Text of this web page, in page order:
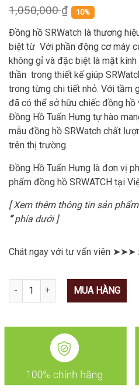
1,050,000₫ 10%
Đồng hồ SRWatch là thương
biệt từ Với phần động cơ máy
không gỉ và đặc biệt là mặt
thần trong thiết kế giúp
trong từng chi tiết nhỏ. Với tầm
đã có thể sở hữu chiếc đồng hồ
Đồng Hồ Tuấn Hưng tự hào
mẫu đồng hồ SRWatch chất
trên thị trường.
Đồng Hồ Tuấn Hưng là đơn vị
phẩm đồng hồ SRWATCH tại
[ Xem thêm thông tin sản
“phía dưới ]
Chát ngay với tư vấn viên ➤➤➤ :
Số lượng MUA HÀNG